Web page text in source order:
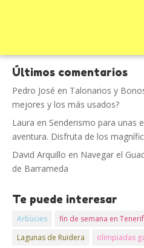
Últimos comentarios
Pedro José en Talonarios y
mejores y los más usados?
Laura en Senderismo para unas
aventura. Disfruta de los
David Arquillo en Navegar el
de Barrameda
Te puede interesar
Arbúcies fin de semana en
Lagunas de Ruidera
olimpiadas